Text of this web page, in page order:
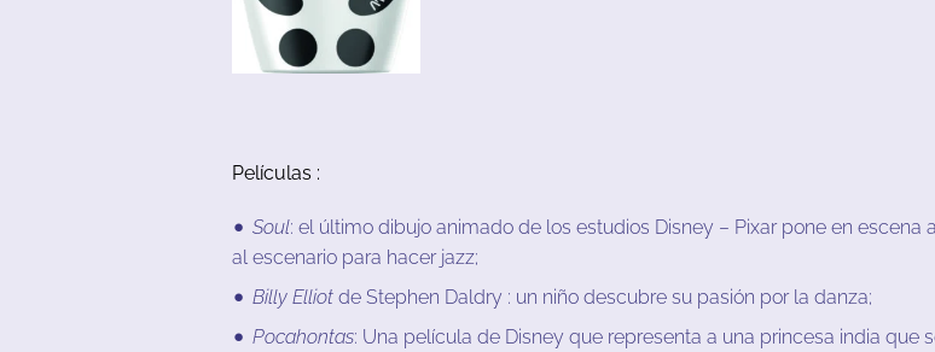
Películas :
Soul: el último dibujo animado de los estudios Disney – Pixar pone en escena a
al escenario para hacer jazz;
Billy Elliot de Stephen Daldry : un niño descubre su pasión por la danza;
Pocahontas: Una película de Disney que representa a una princesa india que